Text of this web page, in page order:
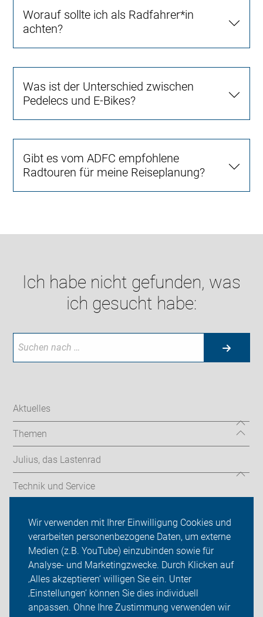
Wir verwenden mit Ihrer Einwilligung Cookies und
verarbeiten personenbezogene Daten, um externe
Medien (z.B. YouTube) einzubinden sowie für
Analyse- und Marketingzwecke. Durch Klicken auf
‚Alles akzeptieren‘ willigen Sie ein. Unter
‚Einstellungen‘ können Sie dies individuell
anpassen. Ohne Ihre Zustimmung verwenden wir
Worauf sollte ich als Radfahrer*in
achten?
Was ist der Unterschied zwischen
Pedelecs und E-Bikes?
Gibt es vom ADFC empfohlene
Radtouren für meine Reiseplanung?
Ich habe nicht gefunden, was
ich gesucht habe:
Aktuelles
Themen
Julius, das Lastenrad
Technik und Service
Über uns
Sei dabei
Presse